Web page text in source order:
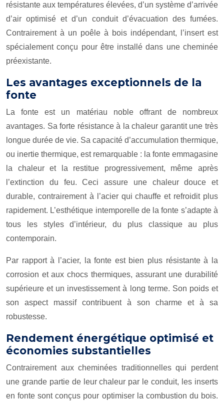
résistante aux températures élevées, d’un système d’arrivée
d’air optimisé et d’un conduit d’évacuation des fumées.
Contrairement à un poêle à bois indépendant, l’insert est
spécialement conçu pour être installé dans une cheminée
préexistante.
Les avantages exceptionnels de la
fonte
La fonte est un matériau noble offrant de nombreux
avantages. Sa forte résistance à la chaleur garantit une très
longue durée de vie. Sa capacité d’accumulation thermique,
ou inertie thermique, est remarquable : la fonte emmagasine
la chaleur et la restitue progressivement, même après
l’extinction du feu. Ceci assure une chaleur douce et
durable, contrairement à l’acier qui chauffe et refroidit plus
rapidement. L’esthétique intemporelle de la fonte s’adapte à
tous les styles d’intérieur, du plus classique au plus
contemporain.
Par rapport à l’acier, la fonte est bien plus résistante à la
corrosion et aux chocs thermiques, assurant une durabilité
supérieure et un investissement à long terme. Son poids et
son aspect massif contribuent à son charme et à sa
robustesse.
Rendement énergétique optimisé et
économies substantielles
Contrairement aux cheminées traditionnelles qui perdent
une grande partie de leur chaleur par le conduit, les inserts
en fonte sont conçus pour optimiser la combustion du bois.